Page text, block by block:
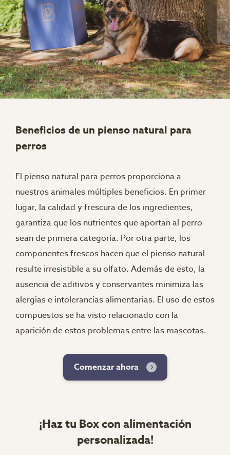
Beneficios de un pienso natural para
perros
El pienso natural para perros proporciona a
nuestros animales múltiples beneficios. En primer
lugar, la calidad y frescura de los ingredientes,
garantiza que los nutrientes que aportan al perro
sean de primera categoría. Por otra parte, los
componentes frescos hacen que el pienso natural
resulte irresistible a su olfato. Además de esto, la
ausencia de aditivos y conservantes minimiza las
alergias e intolerancias alimentarias. El uso de estos
compuestos se ha visto relacionado con la
aparición de estos problemas entre las mascotas.
Comenzar ahora
¡Haz tu Box con alimentación
personalizada!